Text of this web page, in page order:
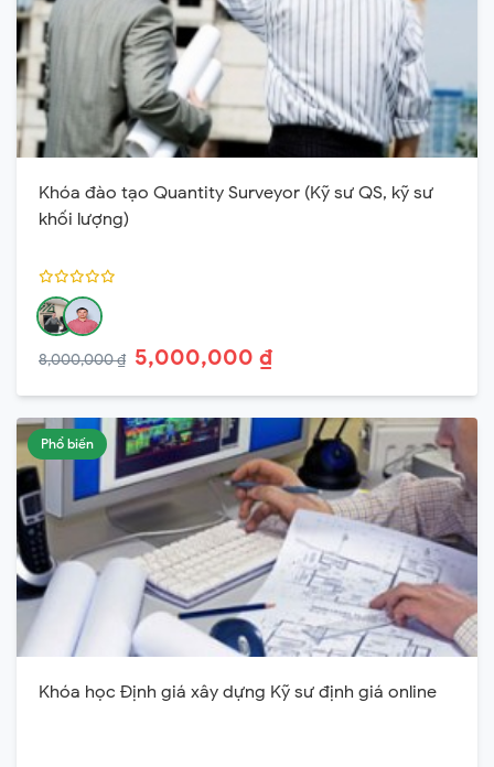
Khóa đào tạo Quantity Surveyor (Kỹ sư QS, kỹ sư
khối lượng)
8,000,000 ₫ 5,000,000 ₫
Phổ biến
Khóa học Định giá xây dựng Kỹ sư định giá online